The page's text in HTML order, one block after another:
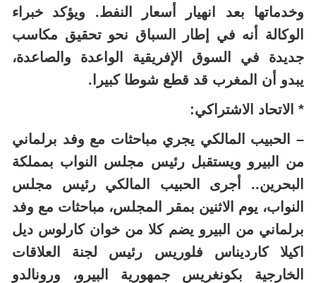
وخدماتها بعد انهيار أسعار النفط. ويؤكد خبراء
الوكالة أنه في إطار السباق نحو تحقيق مكاسب
جديدة في السوق الإفريقية الواعدة والصاعدة،
يبدو أن المغرب قد قطع شوطا كبيرا.
* الاتحاد الاشتراكي:
– الحبيب المالكي يجري مباحثات مع وفد برلماني
من البيرو ويستقبل رئيس مجلس النواب بمملكة
البحرين.. أجرى الحبيب المالكي رئيس مجلس
النواب، يوم الاثنين بمقر المجلس، مباحثات مع وفد
برلماني من البيرو يضم كلا من خوان كارلوس ديل
اكيلا كارديناس فلوريس رئيس لجنة العلاقات
الخارجية بكونغريس جمهورية البيرو، ورونالدو